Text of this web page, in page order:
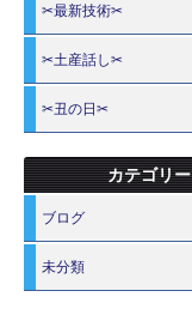
✂最新技術✂
✂土産話し✂
✂丑の日✂
カテゴリー
ブログ
未分類